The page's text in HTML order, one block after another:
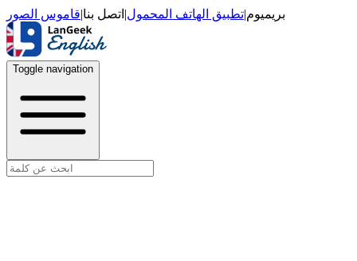
بريميوم|تطبيق الهاتف المحمول| اتصل بنا|قاموس الصور
Toggle navigation